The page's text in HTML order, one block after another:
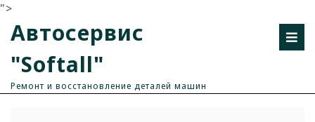
">
Автосервис
"Softall"
Ремонт и восстановление деталей машин